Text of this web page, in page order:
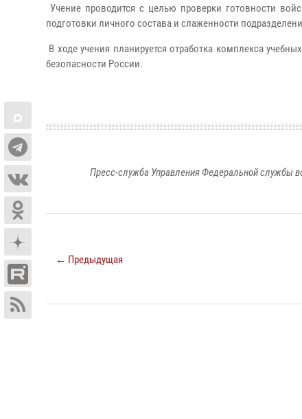
Учение проводится с целью проверки готовности
подготовки личного состава и слаженности
В ходе учения планируется отработка комплекса
безопасности России.
Пресс-служба Управления Федеральной службы
← Предыдущая